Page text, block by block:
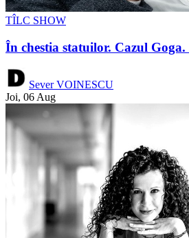
TÎLC SHOW
În chestia statuilor. Cazul Goga.
Sever VOINESCU
Joi, 06 Aug